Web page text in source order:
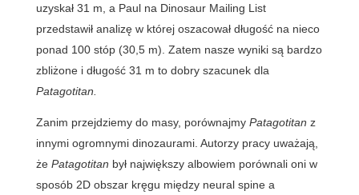
uzyskał 31 m, a Paul na Dinosaur Mailing List
przedstawił analizę w której oszacował długość na nieco
ponad 100 stóp (30,5 m). Zatem nasze wyniki są bardzo
zbliżone i długość 31 m to dobry szacunek dla
Patagotitan.
Zanim przejdziemy do masy, porównajmy Patagotitan z
innymi ogromnymi dinozaurami. Autorzy pracy uważają,
że Patagotitan był największy albowiem porównali oni w
sposób 2D obszar kręgu między neural spine a